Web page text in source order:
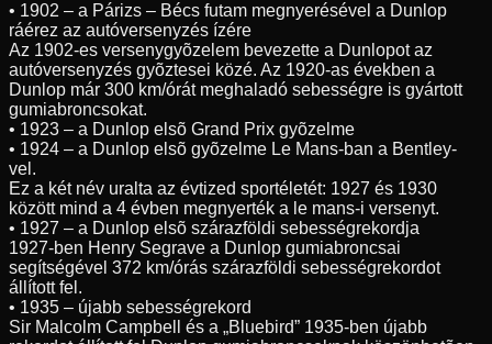
• 1902 – a Párizs – Bécs futam megnyerésével a Dunlop
ráérez az autóversenyzés ízére
Az 1902-es versenygyõzelem bevezette a Dunlopot az
autóversenyzés gyõztesei közé. Az 1920-as években a
Dunlop már 300 km/órát meghaladó sebességre is gyártott
gumiabroncsokat.
• 1923 – a Dunlop elsõ Grand Prix gyõzelme
• 1924 – a Dunlop elsõ gyõzelme Le Mans-ban a Bentley-
vel.
Ez a két név uralta az évtized sportéletét: 1927 és 1930
között mind a 4 évben megnyerték a le mans-i versenyt.
• 1927 – a Dunlop elsõ szárazföldi sebességrekordja
1927-ben Henry Segrave a Dunlop gumiabroncsai
segítségével 372 km/órás szárazföldi sebességrekordot
állított fel.
• 1935 – újabb sebességrekord
Sir Malcolm Campbell és a „Bluebird” 1935-ben újabb